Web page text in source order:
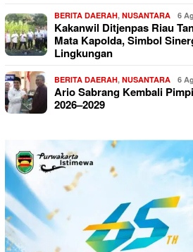
BERITA DAERAH, NUSANTARA 6
Kakanwil Ditjenpas Riau
Mata Kapolda, Simbol
Lingkungan
BERITA DAERAH, NUSANTARA 6
Ario Sabrang Kembali
2026–2029